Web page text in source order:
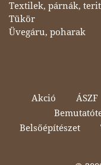
Textilek, párnák,
Tükör
Üvegáru, poharak
Akció ÁSZF
Belsőépítészet